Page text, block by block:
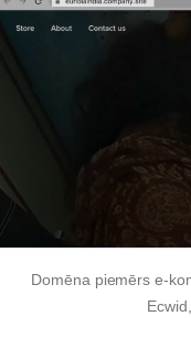
Domēna piemērs e-